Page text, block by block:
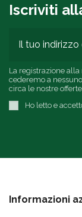
Iscriviti
La registrazione
cederemo a
circa le nostre
Ho letto e
Informazioni